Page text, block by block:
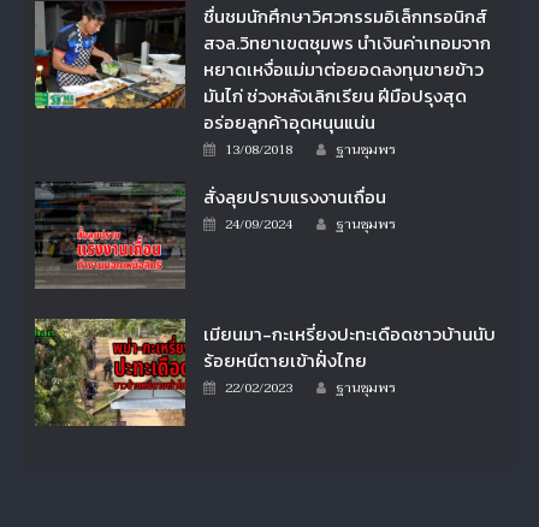
ชื่นชมนักศึกษาวิศวกรรมอิเล็กทรอนิกส์
สจล.วิทยาเขตชุมพร นำเงินค่าเทอมจาก
หยาดเหงื่อแม่มาต่อยอดลงทุนขายข้าว
มันไก่ ช่วงหลังเลิกเรียน ฝีมือปรุงสุด
อร่อยลูกค้าอุดหนุนแน่น
Posted
13/08/2018 Author
ฐานชุมพร
สั่งลุยปราบแรงงานเถื่อน
Posted
24/09/2024 Author
ฐานชุมพร
เมียนมา-กะเหรี่ยงปะทะเดือดชาวบ้านนับ
ร้อยหนีตายเข้าฝั่งไทย
Posted
22/02/2023 Author
ฐานชุมพร